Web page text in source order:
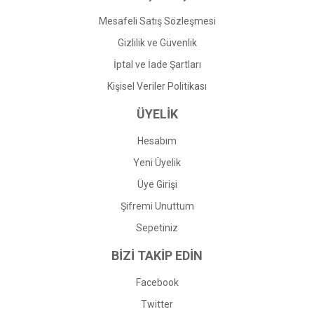
Mesafeli Satış Sözleşmesi
Gizlilik ve Güvenlik
İptal ve İade Şartları
Kişisel Veriler Politikası
ÜYELİK
Hesabım
Yeni Üyelik
Üye Girişi
Şifremi Unuttum
Sepetiniz
BİZİ TAKİP EDİN
Facebook
Twitter